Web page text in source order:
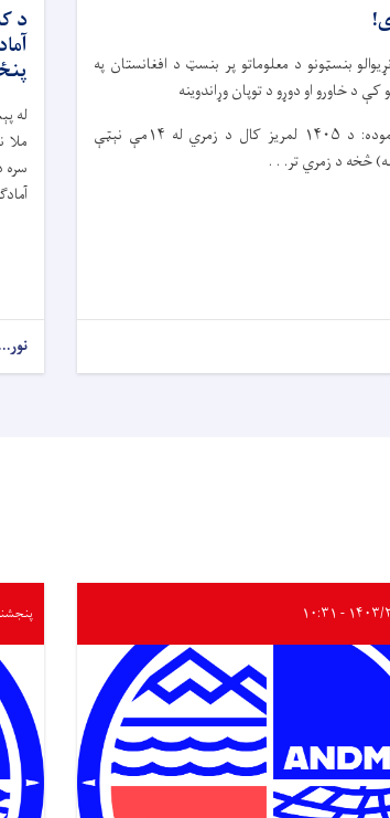
بنسټونو د معلوماتو پر بنسټ د افغانستان په
د خاورو او دوړو د توپان وړاندوینه
د اعتبار موده: د ۱۴۰۵ لمریز کال د زمري له ۱۴مې نېټې
څخه د زمري تر. . .
د
له
سره
نور...
پنجشنبه ۱۴۰۱/۱۰/